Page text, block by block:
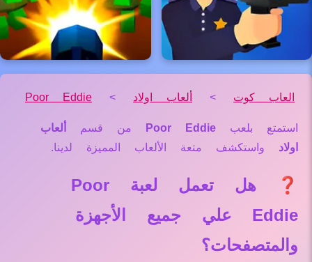
العاب كوت > ألعاب اولاد >
Poor Eddie
استمتع بلعب Poor Eddie من قسم
ألعاب
اولاد واستكشف متعة الألعاب المميزة لدينا.
❓ هل تعمل لعبة Poor
Eddie علي جميع الأجهزة
والمتصفحات؟